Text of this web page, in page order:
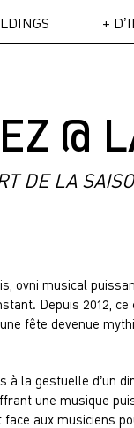
+
@
DE LA
ovni musical
Depuis 2012,
fête devenue
la gestuelle d’un
une musique
aux musiciens